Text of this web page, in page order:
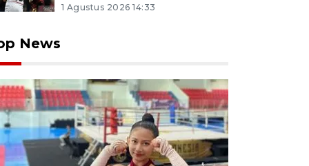
1 Agustus 2026 14:33
News